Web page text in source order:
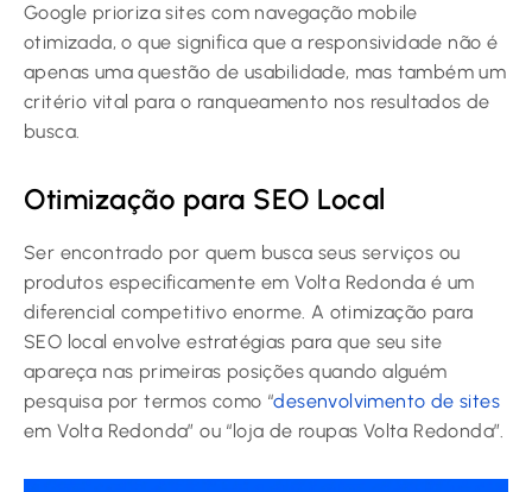
Google prioriza sites com navegação mobile
otimizada, o que significa que a responsividade não é
apenas uma questão de usabilidade, mas também um
critério vital para o ranqueamento nos resultados de
busca.
Otimização para SEO Local
Ser encontrado por quem busca seus serviços ou
produtos especificamente em Volta Redonda é um
diferencial competitivo enorme. A otimização para
SEO local envolve estratégias para que seu site
apareça nas primeiras posições quando alguém
pesquisa por termos como “desenvolvimento de sites
em Volta Redonda” ou “loja de roupas Volta Redonda”.